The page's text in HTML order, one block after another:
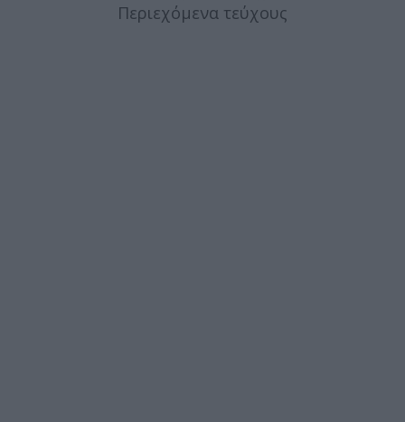
Περιεχόμενα τεύχους